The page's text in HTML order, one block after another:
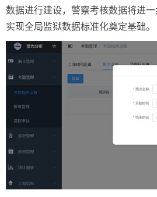
数据进行建设，警察考核数据将进
实现全局监狱数据标准化奠定基础。